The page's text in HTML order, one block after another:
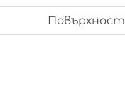
Повърхност